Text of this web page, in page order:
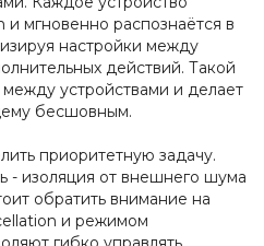
мгновенно распознаётся в
настройки между
действий. Такой
устройствами и делает
бесшовным.
приоритетную задачу.
- изоляция от внешнего шума
обратить внимание на
и режимом